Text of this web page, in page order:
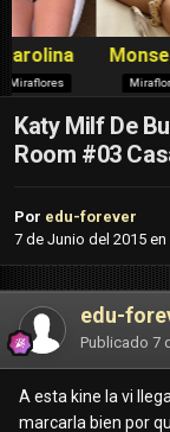
Katy Milf De
Room #03
Por edu-forever
7 de Junio del 2015 en
edu-
Publicado 7
A esta kine la vi
marcarla bien por